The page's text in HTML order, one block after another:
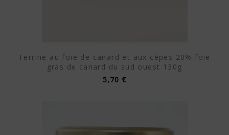
Terrine au foie de canard et aux cèpes 20% foie
gras de canard du sud ouest 130g
5,70 €